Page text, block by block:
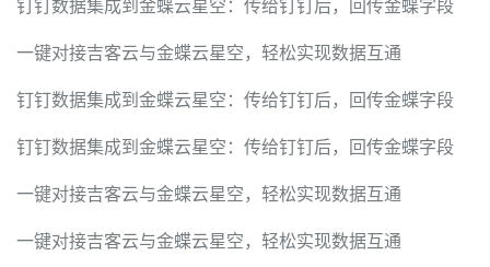
钉钉数据集成到金蝶云星空：传给钉钉后，回传金蝶字段
一键对接吉客云与金蝶云星空，轻松实现数据互通
钉钉数据集成到金蝶云星空：传给钉钉后，回传金蝶字段
钉钉数据集成到金蝶云星空：传给钉钉后，回传金蝶字段
一键对接吉客云与金蝶云星空，轻松实现数据互通
一键对接吉客云与金蝶云星空，轻松实现数据互通